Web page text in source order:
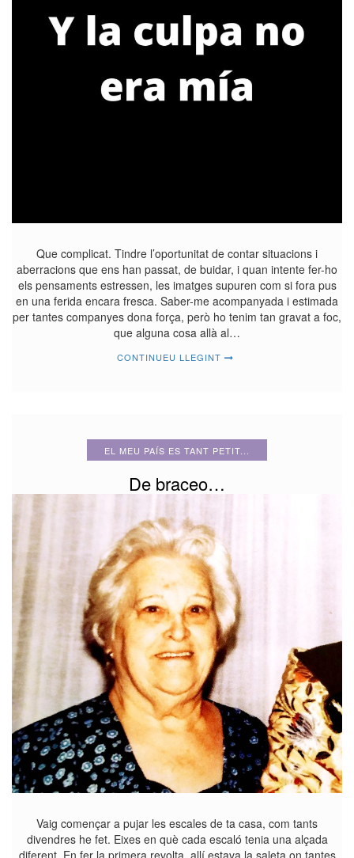
Que complicat. Tindre l’oportunitat de contar situacions i
aberracions que ens han passat, de buidar, i quan intente fer-ho
els pensaments estressen, les imatges supuren com si fora pus
en una ferida encara fresca. Saber-me acompanyada i estimada
per tantes companyes dona força, però ho tenim tan gravat a foc,
que alguna cosa allà al…
CONTINUEU LLEGINT
EL MEU PAÍS ES TANT PETIT...
De braceo…
Vaig començar a pujar les escales de ta casa, com tants
divendres he fet. Eixes en què cada escaló tenia una alçada